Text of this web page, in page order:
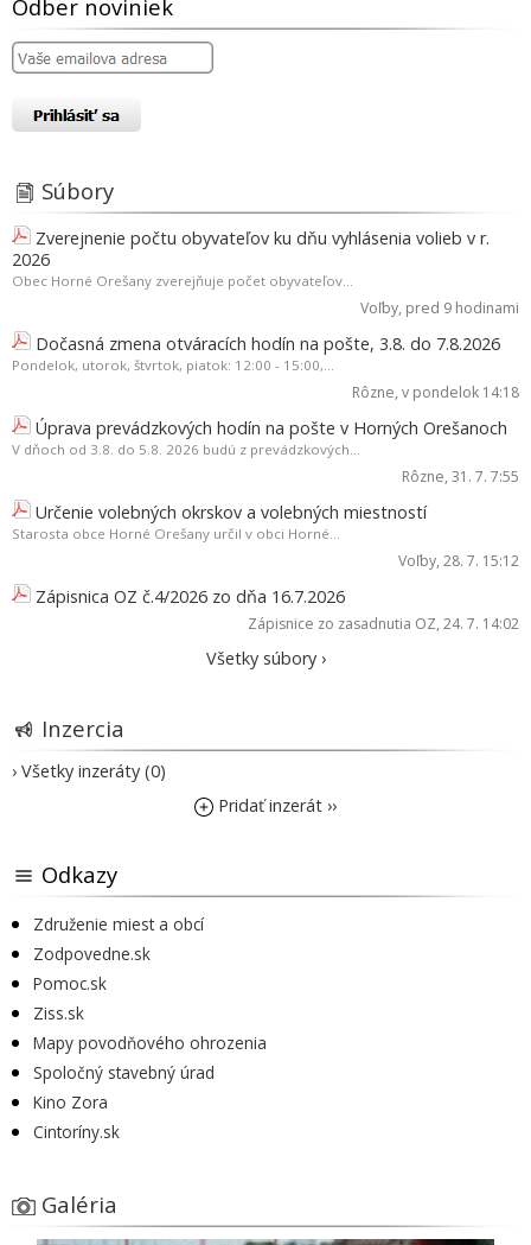
Odber noviniek
Súbory
Zverejnenie počtu obyvateľov ku dňu vyhlásenia volieb v r.
2026
Obec Horné Orešany zverejňuje počet obyvateľov...
Voľby, pred 9 hodinami
Dočasná zmena otváracích hodín na pošte, 3.8. do 7.8.2026
Pondelok, utorok, štvrtok, piatok: 12:00 - 15:00,...
Rôzne, v pondelok 14:18
Úprava prevádzkových hodín na pošte v Horných Orešanoch
V dňoch od 3.8. do 5.8. 2026 budú z prevádzkových...
Rôzne, 31. 7. 7:55
Určenie volebných okrskov a volebných miestností
Starosta obce Horné Orešany určil v obci Horné...
Voľby, 28. 7. 15:12
Zápisnica OZ č.4/2026 zo dňa 16.7.2026
Zápisnice zo zasadnutia OZ, 24. 7. 14:02
Všetky súbory ›
Inzercia
› Všetky inzeráty (0)
Pridať inzerát ››
Odkazy
Združenie miest a obcí
Zodpovedne.sk
Pomoc.sk
Ziss.sk
Mapy povodňového ohrozenia
Spoločný stavebný úrad
Kino Zora
Cintoríny.sk
Galéria